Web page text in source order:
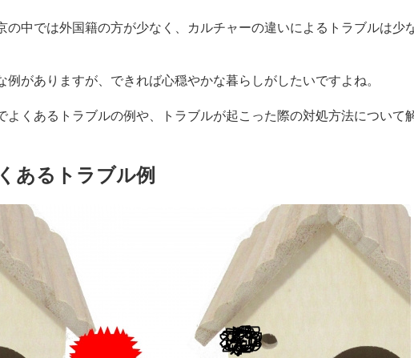
の中では外国籍の方が少なく、カルチャーの違いによるトラブルは少
例がありますが、できれば心穏やかな暮らしがしたいですよね。
よくあるトラブルの例や、トラブルが起こった際の対処方法について
あるトラブル例